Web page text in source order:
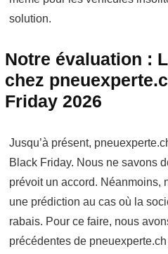
solution.
Notre évaluation :
chez
Friday 2026
Jusqu’à présent,
Black Friday. Nous ne savons
prévoit un accord. Néanmoins,
une prédiction au cas où la
rabais. Pour ce faire, nous
précédentes de